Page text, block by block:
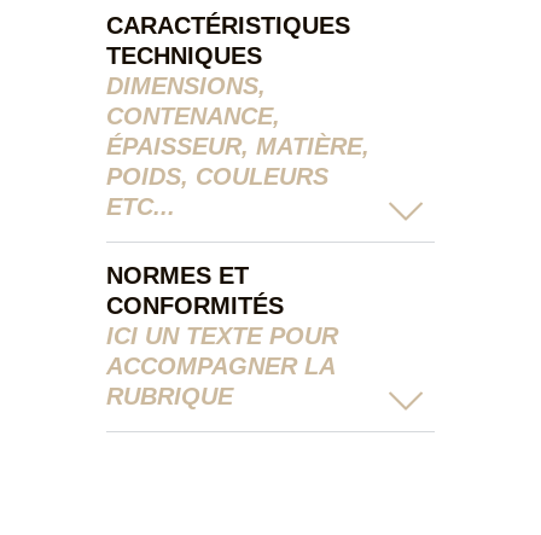
CARACTÉRISTIQUES
TECHNIQUES
DIMENSIONS,
CONTENANCE,
ÉPAISSEUR, MATIÈRE,
POIDS, COULEURS
ETC...
NORMES ET
CONFORMITÉS
ICI UN TEXTE POUR
ACCOMPAGNER LA
RUBRIQUE